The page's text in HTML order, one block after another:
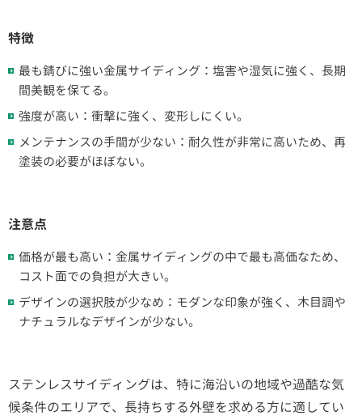
特徴
最も錆びに強い金属サイディング：塩害や湿気に強く、長期
間美観を保てる。
強度が高い：衝撃に強く、変形しにくい。
メンテナンスの手間が少ない：耐久性が非常に高いため、再
塗装の必要がほぼない。
注意点
価格が最も高い：金属サイディングの中で最も高価なため、
コスト面での負担が大きい。
デザインの選択肢が少なめ：モダンな印象が強く、木目調や
ナチュラルなデザインが少ない。
ステンレスサイディングは、特に海沿いの地域や過酷な気
候条件のエリアで、長持ちする外壁を求める方に適してい